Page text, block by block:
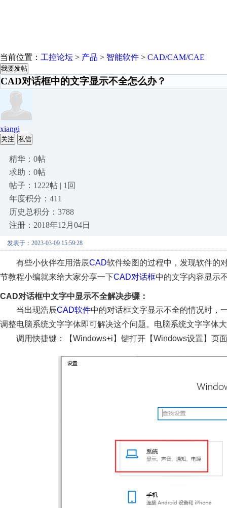
当前位置： 工控论坛 > 产品 > 智能软件 > CAD/CAM/CAE
我要发帖
CAD对话框中的文字显示不全怎么办？
xiangi
关注 私信
精华：0帖
求助：0帖
帖子：1222帖 | 1回
年度积分：411
历史总积分：3788
注册：2018年12月04日
发表于：2023-03-09 15:59:28
有些小伙伴在用浩辰CAD软件绘图的过程中，发现软件的
节教程小编就来给大家分享一下CAD对话框中的文字内容显示
CAD对话框中文字中显示不全解决步骤：
当出现浩辰CAD软件中的对话框文字显示不全的情况时，
调整电脑系统文字字体即可解决这个问题。电脑系统文字字体
调用快捷键：【Windows+i】键打开【Windows设置】页